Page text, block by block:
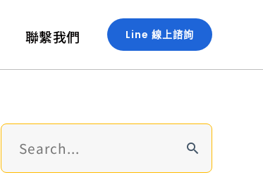
聯繫我們 Line 線上諮詢
尋